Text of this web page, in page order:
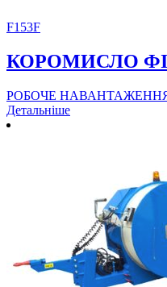
F153F
КОРОМИСЛО
РОБОЧЕ НАВАНТАЖЕННЯ
Детальніше